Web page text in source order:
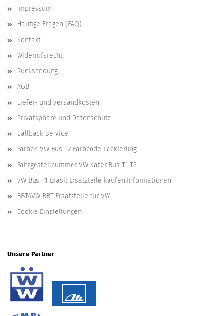
Impressum
Häufige Fragen (FAQ)
Kontakt
Widerrufsrecht
Rücksendung
AGB
Liefer- und Versandkosten
Privatsphäre und Datenschutz
Callback Service
Farben VW Bus T2 Farbcode Lackierung
Fahrgestellnummer VW Käfer Bus T1 T2
VW Bus T1 Brasil Ersatzteile kaufen Informationen
BBT4VW BBT Ersatzteile für VW
Cookie Einstellungen
Unsere Partner